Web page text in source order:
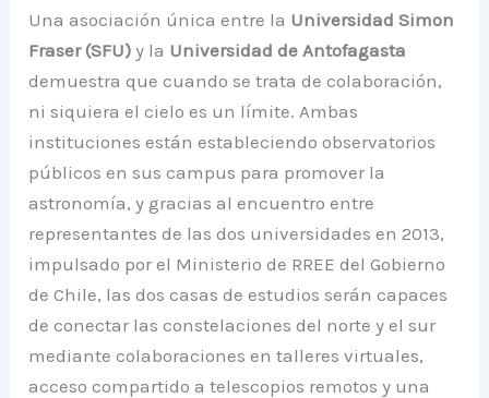
Una asociación única entre la Universidad Simon
Fraser (SFU) y la Universidad de Antofagasta
demuestra que cuando se trata de colaboración,
ni siquiera el cielo es un límite. Ambas
instituciones están estableciendo observatorios
públicos en sus campus para promover la
astronomía, y gracias al encuentro entre
representantes de las dos universidades en 2013,
impulsado por el Ministerio de RREE del Gobierno
de Chile, las dos casas de estudios serán capaces
de conectar las constelaciones del norte y el sur
mediante colaboraciones en talleres virtuales,
acceso compartido a telescopios remotos y una